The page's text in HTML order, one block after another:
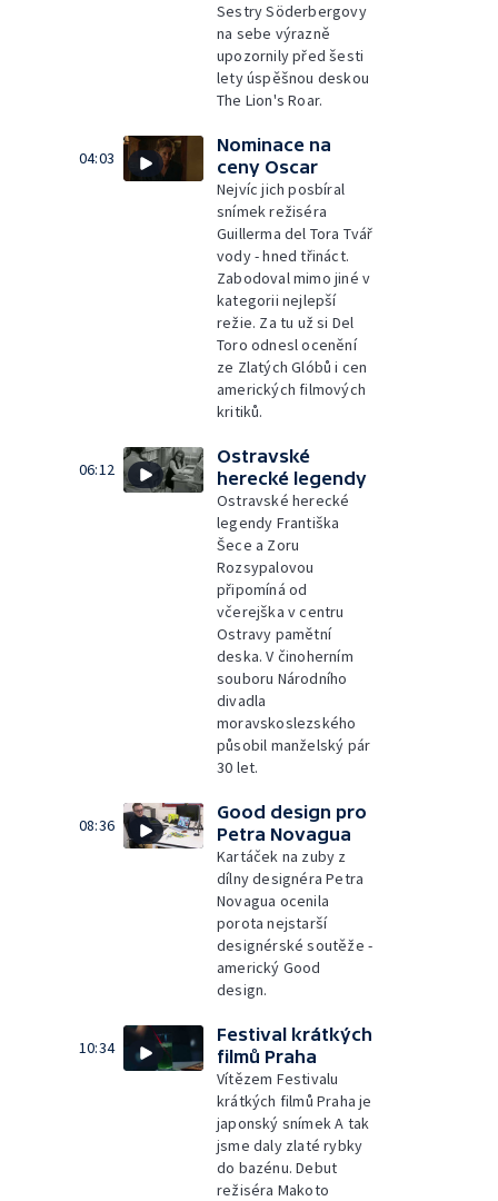
Sestry Söderbergovy
na sebe výrazně
upozornily před šesti
lety úspěšnou deskou
The Lion's Roar.
04:03
Nominace na
ceny Oscar
Nejvíc jich posbíral
snímek režiséra
Guillerma del Tora Tvář
vody - hned třináct.
Zabodoval mimo jiné v
kategorii nejlepší
režie. Za tu už si Del
Toro odnesl ocenění
ze Zlatých Glóbů i cen
amerických filmových
kritiků.
06:12
Ostravské
herecké legendy
Ostravské herecké
legendy Františka
Šece a Zoru
Rozsypalovou
připomíná od
včerejška v centru
Ostravy pamětní
deska. V činoherním
souboru Národního
divadla
moravskoslezského
působil manželský pár
30 let.
08:36
Good design pro
Petra Novagua
Kartáček na zuby z
dílny designéra Petra
Novagua ocenila
porota nejstarší
designérské soutěže -
americký Good
design.
10:34
Festival krátkých
filmů Praha
Vítězem Festivalu
krátkých filmů Praha je
japonský snímek A tak
jsme daly zlaté rybky
do bazénu. Debut
režiséra Makoto